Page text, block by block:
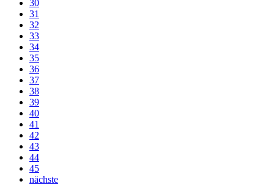
30
31
32
33
34
35
36
37
38
39
40
41
42
43
44
45
nächste